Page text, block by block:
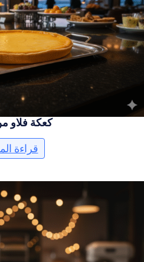
كعكة فلاو من
قراءة